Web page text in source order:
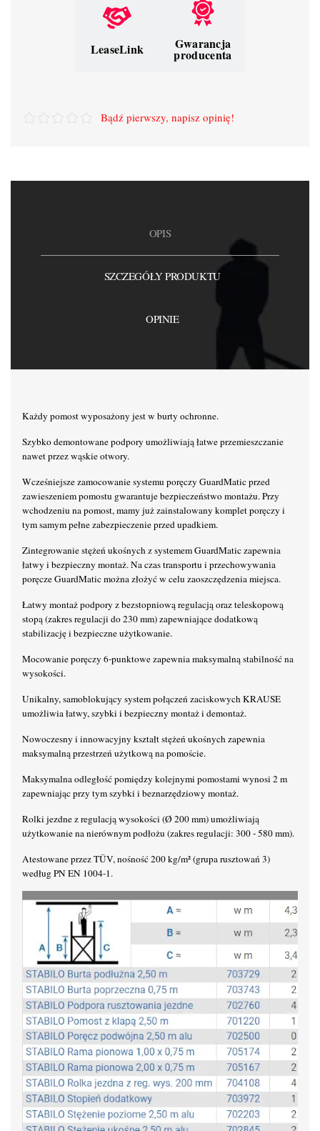
LeaseLink Gwarancja
producenta
Bądź pierwszy, napisz opinię!
OPIS
SZCZEGÓŁY PRODUKTU
OPINIE
Każdy pomost wyposażony jest w burty ochronne.
Szybko demontowane podpory umożliwiają łatwe przemieszczanie
nawet przez wąskie otwory.
Wcześniejsze zamocowanie systemu poręczy GuardMatic przed
zawieszeniem pomostu gwarantuje bezpieczeństwo montażu. Przy
wchodzeniu na pomost, mamy już zainstalowany komplet poręczy i
tym samym pełne zabezpieczenie przed upadkiem.
Zintegrowanie stężeń ukośnych z systemem GuardMatic zapewnia
łatwy i bezpieczny montaż. Na czas transportu i przechowywania
poręcze GuardMatic można złożyć w celu zaoszczędzenia miejsca.
Łatwy montaż podpory z bezstopniową regulacją oraz teleskopową
stopą (zakres regulacji do 230 mm) zapewniające dodatkową
stabilizację i bezpieczne użytkowanie.
Mocowanie poręczy 6-punktowe zapewnia maksymalną stabilność na
wysokości.
Unikalny, samoblokujący system połączeń zaciskowych KRAUSE
umożliwia łatwy, szybki i bezpieczny montaż i demontaż.
Nowoczesny i innowacyjny kształt stężeń ukośnych zapewnia
maksymalną przestrzeń użytkową na pomoście.
Maksymalna odległość pomiędzy kolejnymi pomostami wynosi 2 m
zapewniając przy tym szybki i beznarzędziowy montaż.
Rolki jezdne z regulacją wysokości (Ø 200 mm) umożliwiają
użytkowanie na nierównym podłożu (zakres regulacji: 300 - 580 mm).
Atestowane przez TÜV, nośność 200 kg/m² (grupa rusztowań 3)
według PN EN 1004-1.